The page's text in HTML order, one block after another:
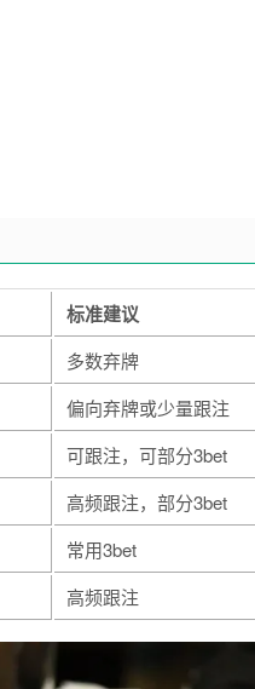
标准建议
多数弃牌
偏向弃牌或少量跟注
可跟注，可部分3bet
高频跟注，部分3bet
常用3bet
高频跟注